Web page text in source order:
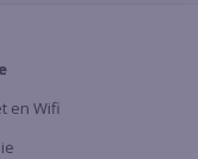
en Wifi